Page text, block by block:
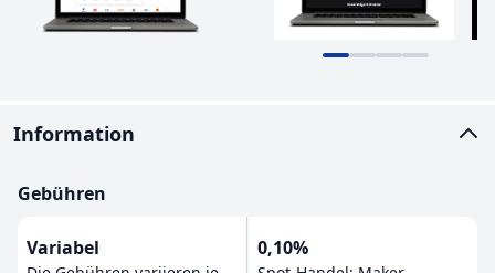
Information
Gebühren
Variabel 0,10%